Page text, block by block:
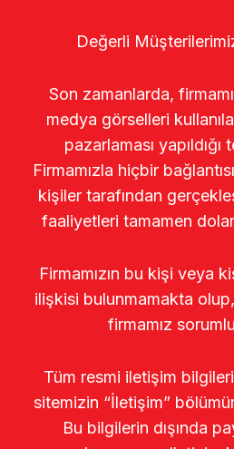
Değerli
Son zamanlarda,
medya görselleri
pazarlaması
Firmamızla hiçbir
kişiler tarafından
faaliyetleri tamamen
Firmamızın bu kişi veya
ilişkisi bulunmamakta
firmamız
Tüm resmi iletişim
sitemizin “İletişim”
Bu bilgilerin dışında